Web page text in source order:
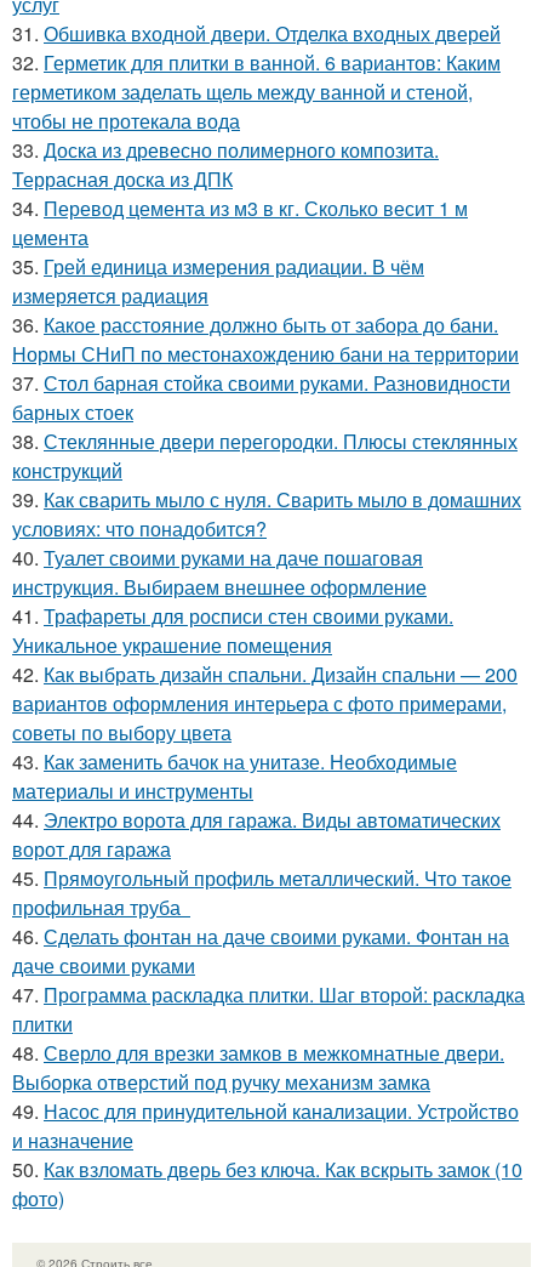
31. Обшивка входной двери. Отделка входных дверей
32. Герметик для плитки в ванной. 6 вариантов: Каким
герметиком заделать щель между ванной и стеной,
чтобы не протекала вода
33. Доска из древесно полимерного композита.
Террасная доска из ДПК
34. Перевод цемента из м3 в кг. Сколько весит 1 м
цемента
35. Грей единица измерения радиации. В чём
измеряется радиация
36. Какое расстояние должно быть от забора до бани.
Нормы СНиП по местонахождению бани на территории
37. Стол барная стойка своими руками. Разновидности
барных стоек
38. Стеклянные двери перегородки. Плюсы стеклянных
конструкций
39. Как сварить мыло с нуля. Сварить мыло в домашних
условиях: что понадобится?
40. Туалет своими руками на даче пошаговая
инструкция. Выбираем внешнее оформление
41. Трафареты для росписи стен своими руками.
Уникальное украшение помещения
42. Как выбрать дизайн спальни. Дизайн спальни — 200
вариантов оформления интерьера с фото примерами,
советы по выбору цвета
43. Как заменить бачок на унитазе. Необходимые
материалы и инструменты
44. Электро ворота для гаража. Виды автоматических
ворот для гаража
45. Прямоугольный профиль металлический. Что такое
профильная труба
46. Сделать фонтан на даче своими руками. Фонтан на
даче своими руками
47. Программа раскладка плитки. Шаг второй: раскладка
плитки
48. Сверло для врезки замков в межкомнатные двери.
Выборка отверстий под ручку механизм замка
49. Насос для принудительной канализации. Устройство
и назначение
50. Как взломать дверь без ключа. Как вскрыть замок (10
фото)